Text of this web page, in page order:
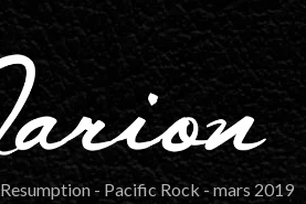
Resumption - Pacific Rock - mars 2019